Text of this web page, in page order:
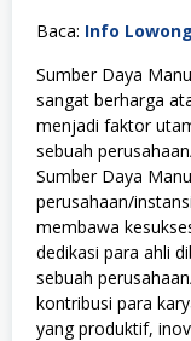
Baca: Info
Sumber Daya
sangat berharga
menjadi faktor
sebuah
Sumber Daya
perusahaan/
membawa
dedikasi para ahli
sebuah
kontribusi para
yang produktif,